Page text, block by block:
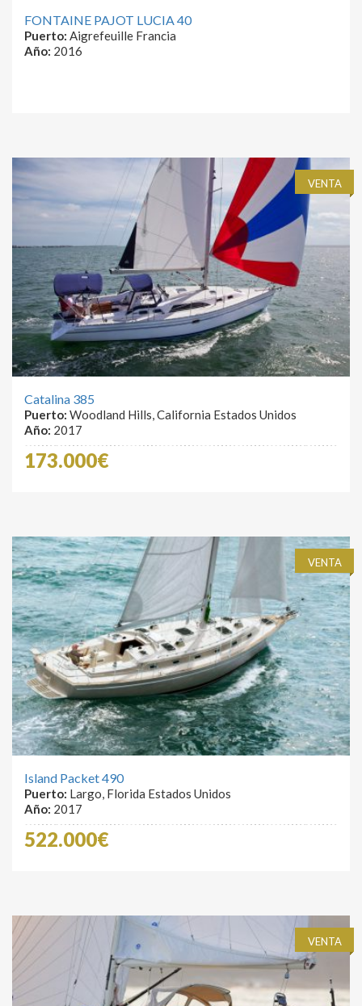
FONTAINE PAJOT LUCIA 40
Puerto: Aigrefeuille Francia
Año: 2016
VENTA
Catalina 385
Puerto: Woodland Hills, California Estados Unidos
Año: 2017
173.000€
VENTA
Island Packet 490
Puerto: Largo, Florida Estados Unidos
Año: 2017
522.000€
VENTA